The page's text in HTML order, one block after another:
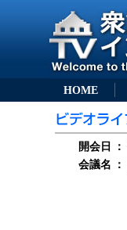
HOME
開会日 ：
会議名
：